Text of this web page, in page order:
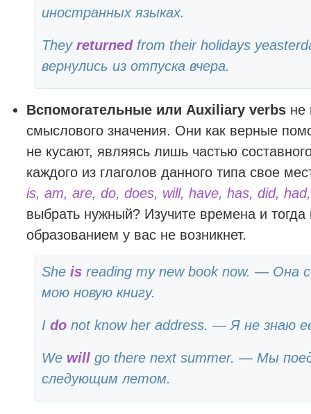
иностранных языках.
They returnedfrom their holidays
вернулись из отпуска вчера.
Вспомогательные или Auxiliary verbs не
смыслового значения. Они как верные
не кусают, являясь лишь частью
каждого из глаголов данного типа свое
is, am, are, do, does, will, have, has, did,
выбрать нужный? Изучите времена и
образованием у вас не возникнет.
She is reading my new book now. — Она
мою новую книгу.
I do not know her address. — Я не знаю
We will go there next summer. — Мы
следующим летом.